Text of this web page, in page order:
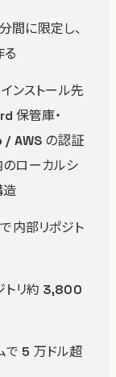
間に限定し、
る
ンストール先
保管庫・
AWS の認証
のローカルシ
造
内部リポジト
トリ約 3,800
で 5 万ドル超